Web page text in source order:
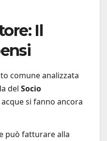
Il
comune analizzata
del Socio
acque si fanno ancora
può fatturare alla